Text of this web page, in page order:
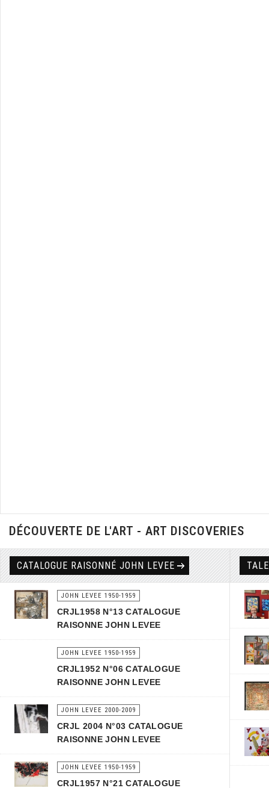
DÉCOUVERTE DE L'ART - ART DISCOVERIES
CATALOGUE RAISONNÉ JOHN LEVEE
JOHN LEVEE 1950-1959
CRJL1958 N°13 CATALOGUE
RAISONNE JOHN LEVEE
JOHN LEVEE 1950-1959
CRJL1952 N°06 CATALOGUE
RAISONNE JOHN LEVEE
JOHN LEVEE 2000-2009
CRJL 2004 N°03 CATALOGUE
RAISONNE JOHN LEVEE
JOHN LEVEE 1950-1959
CRJL1957 N°21 CATALOGUE